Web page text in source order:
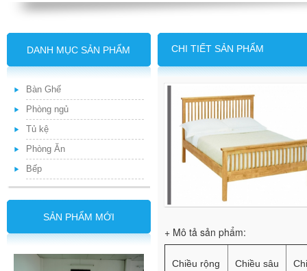
DANH MỤC SẢN PHẨM
Bàn Ghế
Phòng ngủ
Tủ kệ
Phòng Ăn
Bếp
SẢN PHẨM MỚI
CHI TIẾT SẢN PHẨM
+ Mô tả sản phẩm:
Chiều rộng Chiều sâu